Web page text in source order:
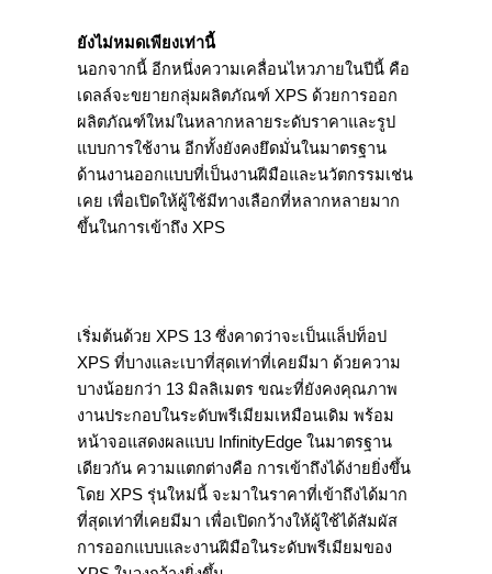
ยังไม่หมดเพียงเท่านี้
นอกจากนี้ อีกหนึ่งความเคลื่อนไหวภายในปีนี้ คือ
เดลล์จะขยายกลุ่มผลิตภัณฑ์ XPS ด้วยการออก
ผลิตภัณฑ์ใหม่ในหลากหลายระดับราคาและรูป
แบบการใช้งาน อีกทั้งยังคงยึดมั่นในมาตรฐาน
ด้านงานออกแบบที่เป็นงานฝีมือและนวัตกรรมเช่น
เคย เพื่อเปิดให้ผู้ใช้มีทางเลือกที่หลากหลายมาก
ขึ้นในการเข้าถึง XPS
เริ่มต้นด้วย XPS 13 ซึ่งคาดว่าจะเป็นแล็ปท็อป
XPS ที่บางและเบาที่สุดเท่าที่เคยมีมา ด้วยความ
บางน้อยกว่า 13 มิลลิเมตร ขณะที่ยังคงคุณภาพ
งานประกอบในระดับพรีเมียมเหมือนเดิม พร้อม
หน้าจอแสดงผลแบบ InfinityEdge ในมาตรฐาน
เดียวกัน ความแตกต่างคือ การเข้าถึงได้ง่ายยิ่งขึ้น
โดย XPS รุ่นใหม่นี้ จะมาในราคาที่เข้าถึงได้มาก
ที่สุดเท่าที่เคยมีมา เพื่อเปิดกว้างให้ผู้ใช้ได้สัมผัส
การออกแบบและงานฝีมือในระดับพรีเมียมของ